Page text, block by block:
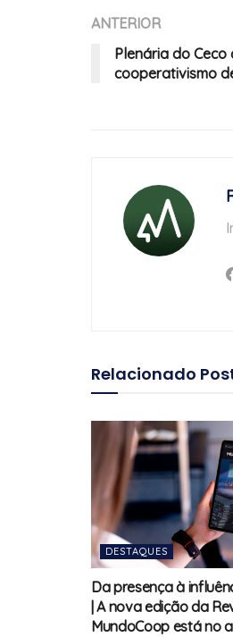
ANTERIOR
Plenária do
cooperativismo
Relacionado
DESTAQUES
Da presença à
| A nova edição da
MundoCoop está no